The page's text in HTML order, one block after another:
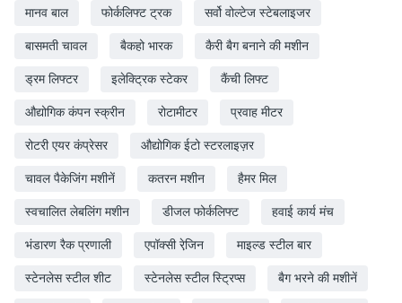
मानव बाल फोर्कलिफ्ट ट्रक सर्वो वोल्टेज स्टेबलाइजर
बासमती चावल बैकहो भारक कैरी बैग बनाने की मशीन
ड्रम लिफ्टर इलेक्ट्रिक स्टेकर कैंची लिफ्ट
औद्योगिक कंपन स्क्रीन रोटामीटर प्रवाह मीटर
रोटरी एयर कंप्रेसर औद्योगिक ईटो स्टरलाइज़र
चावल पैकेजिंग मशीनें कतरन मशीन हैमर मिल
स्वचालित लेबलिंग मशीन डीजल फोर्कलिफ्ट हवाई कार्य मंच
भंडारण रैक प्रणाली एपॉक्सी रेजि़न माइल्ड स्टील बार
स्टेनलेस स्टील शीट स्टेनलेस स्टील स्ट्रिप्स बैग भरने की मशीनें